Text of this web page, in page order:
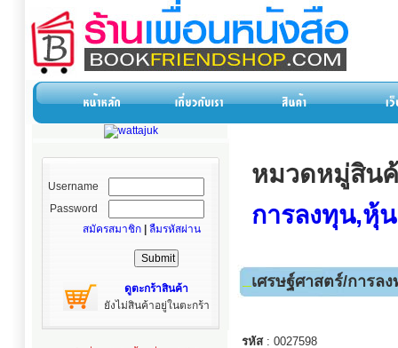
Username
Password
สมัครสมาชิก
ลืมรหัสผ่าน
ดูตะกร้าสินค้า
ยังไม่สินค้าอยู่ในตะกร้า
หมวดหมู่สิน
การลงทุน,หุ้น
เศรษฐ์ศาสตร์/การล
รหัส: 0027598